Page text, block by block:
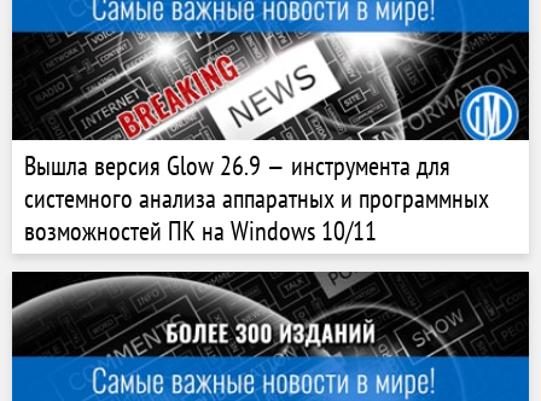
Вышла версия Glow 26.9 — инструмента для
системного анализа аппаратных и программных
возможностей ПК на Windows 10/11